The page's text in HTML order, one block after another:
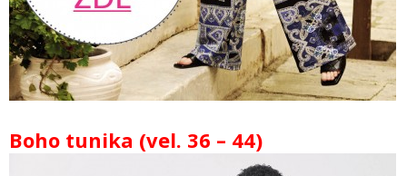
Boho tunika (vel. 36 – 44)